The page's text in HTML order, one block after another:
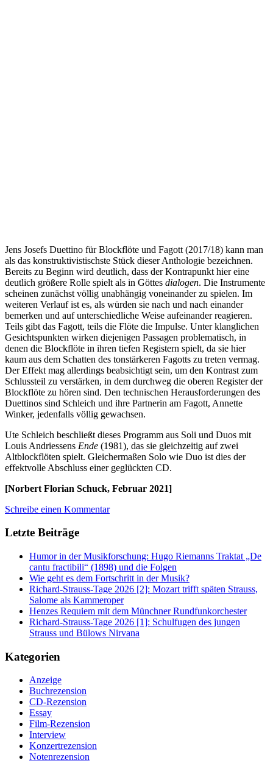
Jens Josefs Duettino für Blockflöte und Fagott (2017/18) kann man
als das konstruktivistischste Stück dieser Anthologie bezeichnen.
Bereits zu Beginn wird deutlich, dass der Kontrapunkt hier eine
deutlich größere Rolle spielt als in Göttes dialogen. Die Instrumente
scheinen zunächst völlig unabhängig voneinander zu spielen. Im
weiteren Verlauf ist es, als würden sie nach und nach einander
bemerken und auf unterschiedliche Weise aufeinander reagieren.
Teils gibt das Fagott, teils die Flöte die Impulse. Unter klanglichen
Gesichtspunkten wirken diejenigen Passagen problematisch, in
denen die Blockflöte in ihren tiefen Registern spielt, da sie hier
kaum aus dem Schatten des tonstärkeren Fagotts zu treten vermag.
Der Effekt mag allerdings beabsichtigt sein, um den Kontrast zum
Schlussteil zu verstärken, in dem durchweg die oberen Register der
Blockflöte zu hören sind. Den technischen Herausforderungen des
Duettinos sind Schleich und ihre Partnerin am Fagott, Annette
Winker, jedenfalls völlig gewachsen.
Ute Schleich beschließt dieses Programm aus Soli und Duos mit
Louis Andriessens Ende (1981), das sie gleichzeitig auf zwei
Altblockflöten spielt. Gleichermaßen Solo wie Duo ist dies der
effektvolle Abschluss einer geglückten CD.
[Norbert Florian Schuck, Februar 2021]
Schreibe einen Kommentar
Letzte Beiträge
Humor in der Musikforschung: Hugo Riemanns Traktat „De
cantu fractibili“ (1898) und die Folgen
Wie geht es dem Fortschritt in der Musik?
Richard-Strauss-Tage 2026 [2]: Mozart trifft späten Strauss,
Salome als Kammeroper
Henzes Requiem mit dem Münchner Rundfunkorchester
Richard-Strauss-Tage 2026 [1]: Schulfugen des jungen
Strauss und Bülows Nirvana
Kategorien
Anzeige
Buchrezension
CD-Rezension
Essay
Film-Rezension
Interview
Konzertrezension
Notenrezension